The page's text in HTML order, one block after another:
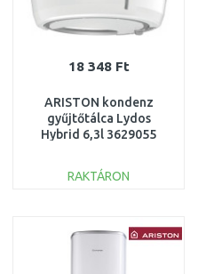
18 348 Ft
ARISTON kondenz
gyűjtőtálca Lydos
Hybrid 6,3l 3629055
RAKTÁRON
Összehasonlítás